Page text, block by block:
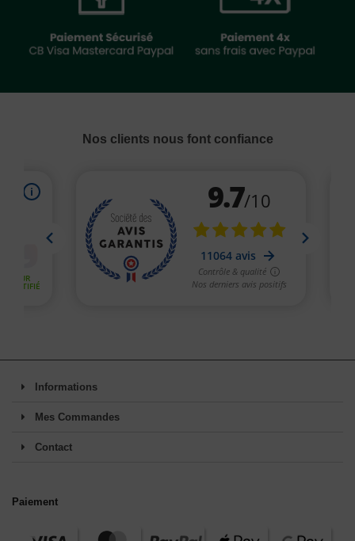
Nos clients nous font confiance
Informations
Mes Commandes
Contact
Paiement